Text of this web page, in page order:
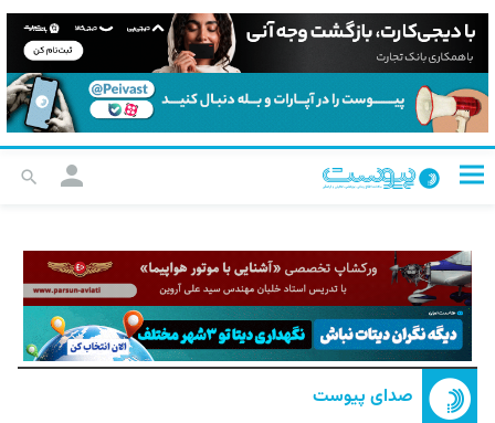
صدای پیوست